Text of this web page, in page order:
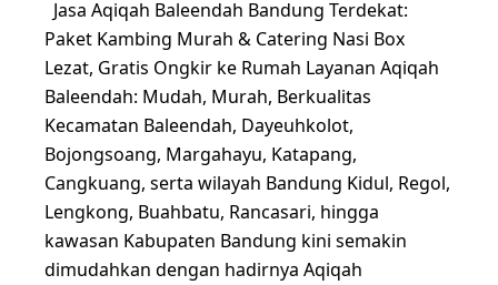
Jasa Aqiqah Baleendah Bandung Terdekat:
Paket Kambing Murah & Catering Nasi Box
Lezat, Gratis Ongkir ke Rumah Layanan Aqiqah
Baleendah: Mudah, Murah, Berkualitas
Kecamatan Baleendah, Dayeuhkolot,
Bojongsoang, Margahayu, Katapang,
Cangkuang, serta wilayah Bandung Kidul, Regol,
Lengkong, Buahbatu, Rancasari, hingga
kawasan Kabupaten Bandung kini semakin
dimudahkan dengan hadirnya Aqiqah